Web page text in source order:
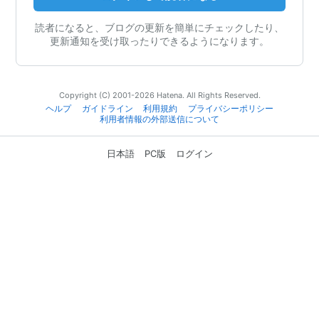
読者になると、ブログの更新を簡単にチェックしたり、
更新通知を受け取ったりできるようになります。
Copyright (C) 2001-2026 Hatena. All Rights Reserved.
ヘルプ
ガイドライン 利用規約
プライバシーポリシー
利用者情報の外部送信について
日本語 PC版 ログイン